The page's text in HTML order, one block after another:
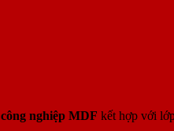
công nghiệp MDF kết hợp với